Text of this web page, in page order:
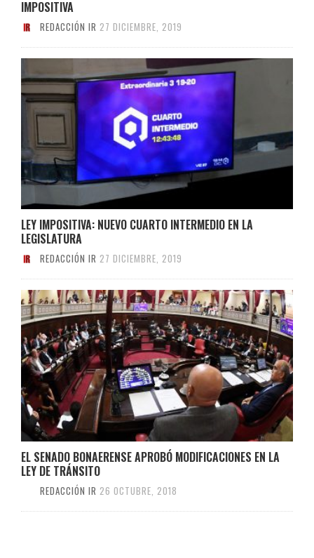
IMPOSITIVA
REDACCIÓN IR 27 DICIEMBRE, 2019
LEY IMPOSITIVA: NUEVO CUARTO INTERMEDIO EN LA
LEGISLATURA
REDACCIÓN IR 27 DICIEMBRE, 2019
EL SENADO BONAERENSE APROBÓ MODIFICACIONES EN LA
LEY DE TRÁNSITO
REDACCIÓN IR 26 OCTUBRE, 2018